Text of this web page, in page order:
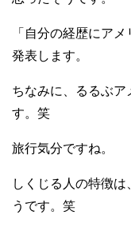
「自分の経歴にア
発表します。
ちなみに、るるぶ
す。笑
旅行気分ですね。
しくじる人の特徴
うです。笑